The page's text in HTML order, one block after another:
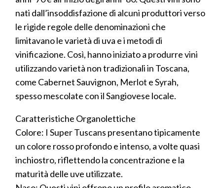
nati dall’insoddisfazione di alcuni produttori verso
le rigide regole delle denominazioni che
limitavano le varietà di uva e i metodi di
vinificazione. Così, hanno iniziato a produrre vini
utilizzando varietà non tradizionali in Toscana,
come Cabernet Sauvignon, Merlot e Syrah,
spesso mescolate con il Sangiovese locale.
Caratteristiche Organolettiche
Colore: I Super Tuscans presentano tipicamente
un colore rosso profondo e intenso, a volte quasi
inchiostro, riflettendo la concentrazione e la
maturità delle uve utilizzate.